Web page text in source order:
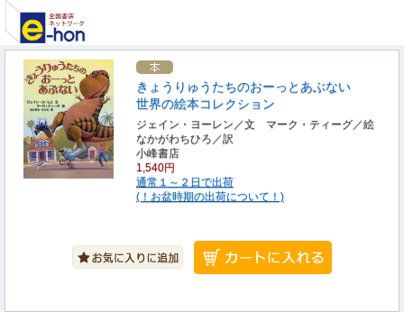
きょうりゅうたちのおーっとあぶない
世界の絵本コレクション
ジェイン・ヨーレン／文 マーク・ティーグ／絵
なかがわちひろ／訳
小峰書店
1,540円
通常１～２日で出荷
(！お盆時期の出荷について！)